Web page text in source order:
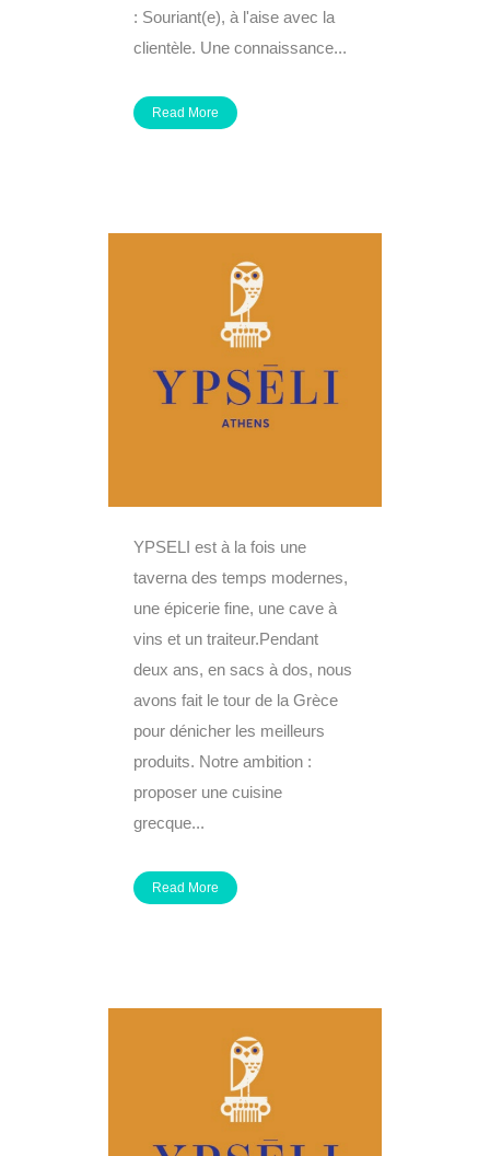
: Souriant(e), à l'aise avec la
clientèle. Une connaissance...
Read More
YPSELI est à la fois une
taverna des temps modernes,
une épicerie fine, une cave à
vins et un traiteur.Pendant
deux ans, en sacs à dos, nous
avons fait le tour de la Grèce
pour dénicher les meilleurs
produits. Notre ambition :
proposer une cuisine
grecque...
Read More